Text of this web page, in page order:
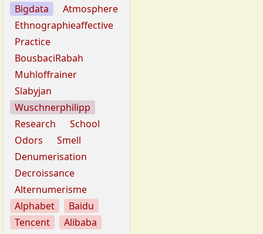
Bigdata
Atmosphere
Ethnographieaffective
Practice
BousbaciRabah
Muhloffrainer
Slabyjan
Wuschnerphilipp
Research
School
Odors
Smell
Denumerisation
Decroissance
Alternumerisme
Alphabet
Baidu
Tencent
Alibaba